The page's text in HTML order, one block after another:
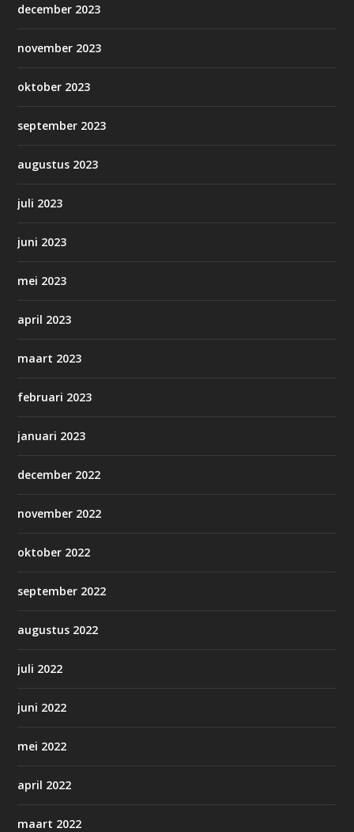
december 2023
november 2023
oktober 2023
september 2023
augustus 2023
juli 2023
juni 2023
mei 2023
april 2023
maart 2023
februari 2023
januari 2023
december 2022
november 2022
oktober 2022
september 2022
augustus 2022
juli 2022
juni 2022
mei 2022
april 2022
maart 2022